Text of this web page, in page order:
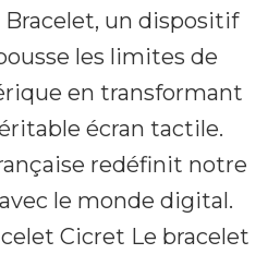
un dispositif
les limites de
en transformant
écran tactile.
redéfinit notre
le monde digital.
Cicret Le bracelet